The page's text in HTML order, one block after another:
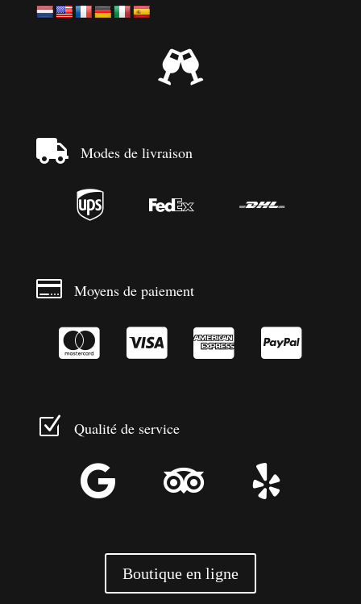

 Modes de livraison
  
 Moyens de paiement
   
Z Qualité de service
  
Boutique en ligne